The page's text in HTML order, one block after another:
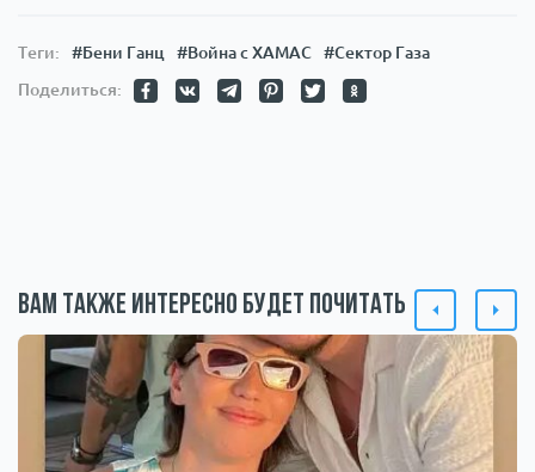
Теги: #Бени Ганц #Война с ХАМАС
#Сектор Газа
Поделиться:
Вам также интересно будет почитать